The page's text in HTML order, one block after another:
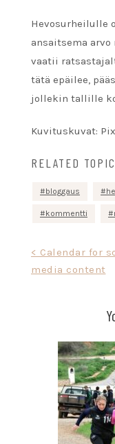
Hevosurheilulle
ansaitsema
vaatii
tätä epäilee,
jollekin tallille
Kuvituskuvat:
RELATED
bloggaus
kommentti
Artikkelien
selaus
< Calendar for
media content